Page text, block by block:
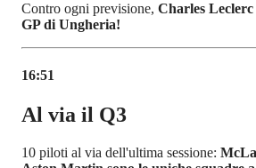
Contro ogni previsione, Charles
GP di Ungheria!
16:51
Al via il Q3
10 piloti al via dell'ultima sessione: